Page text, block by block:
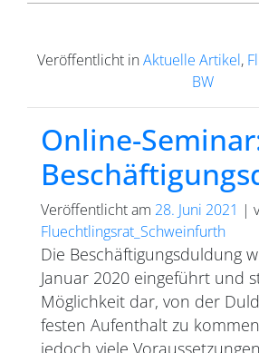
Veröffentlicht inAktuelle Artikel,
BW
Online-
Veröffentlicht am 28. Juni 2021 |
Fluechtlingsrat_Schweinfurth
Die Beschäftigungsduldung
Januar 2020 eingeführt und
Möglichkeit dar, von der
festen Aufenthalt zu